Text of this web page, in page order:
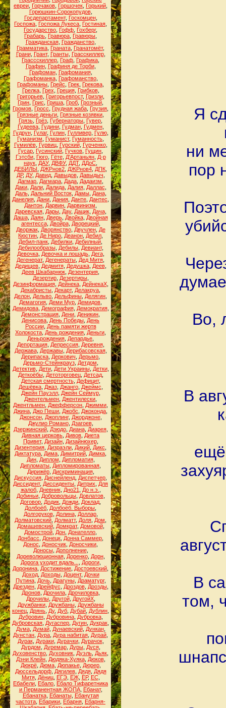
евреи Горчаков Горшочек Горький
Горюшкин-Сорокопудов,
Госдепартамент, Госкомцен,
Госпожа Госпожа Лукеса Гостиная
Государство Гофф Гохберг,
Грабарь Гравюра Гравюры
Гражданская, Гражданство,
Грамматика Граната Гранатомёт,
Грани, Грант, Гранты, Грасскиллер,
Грассскиллер Граф Графика
Графин, Графиня де Торби,
Графоман, Графомания,
Графоманка, Графоманство,
Графоманы Грейс Грек Грекова
Грелка, Грех Греция, Грибков,
Григорьев, Григорьевпост, Гризли,
Грин Грис Гриша Гроб Грозный
Громов Гросс Грудная жаба Грузия
Грязные деньги Грязные козявки
Грязь Грёз Губернаторы Гувер
Гудеева, Гудини, Гудман, Гудмен,
Гудрун, Гулаг, Гулин, Гулливер, Гулю,
Гуманизм
Гуманист, Гуманность
Гумилёв, Гурвиц, Гурский, Гурченко,
Гусар Гусинский Гучков Гущин
Гэтсби, Гюго, Гёте, Д'Артаньян, Д-р
наук ДАУ, ДВФУ, ДДТ, ДДоС
ДЕБИЛЫ
ДЖРнов2 ДЖРнов4 ДПК
ДР, ДУ, Давид, Давыдов, Давыдыч
Дагмар Дагмара Дада Дадаизм
Даки, Дали, Далида, Далия, Даллас
Даль, Дальний Восток, Дамы, Дана,
Данелия Дани Дания Данте Дантес
Дантон Дарвин Дарвинизм
Даревская, Дары, Дау, Дацик, Дача,
Даша, Даян, Дверь, Двойка, Двойная
агентесса, Двойра, Дворецкий,
Дворжак, Дворянство, Двучлен, Де
Кюстин Де Ниро Деанон Дебил
Дебил-панк Дебилки Дебилный
Дебилообразы, Дебилы, Девиант,
Девочка, Девочка и лошадь, Дега,
Дегенерат, Дегенераты Дед Митя
Дедищев, Дедмитя, Дедушка, Деев,
Деев Шкабарнюк Дезентерия
Дезертир, Дезертиры,
Дезинформация, Дейнека, ДейнекаХ,
Декабристы Декарт, Делакруа
Делон Дельво Дельфины Делягин
Демагогия Деми Мур Демидов
Демидова, Демография, Демократия,
Демонстрация Дени Деникин
Денисова День Победы День
России, День памяти жертв
Холокоста День рождения Деньги
Деньрождения Депардье
Депортация, Депрессия, Деревня,
Держава, Державы, Дерибасовская,
Дерипаска Деркович Дерьмо
Дерьмо-Стейнкрауз, Детдом
Детектив, Дети, Дети Украины, Детки,
Деткоёбы, Детоторговец, Детсад,
Детская смертность, Дефицит,
Дешёвка, Джаз, Джанго, Джеймс
Джейн Пауэлл, Джейн Сеймур,
Джентельмен Джентилески
Джентльмен Джефферсон Джимми
Джина Джо Пеши Джобс Джоконда
Джонсон, Джоплинг, Джорджоне,
Джулио Романо, Дзагоев,
Дзержинский, Дзюдо, Диана, Диарея,
Дивная церковь Дивов Диета
Привет, Дизайн, Дизайнюхер,
Дизентерия Дизраэли Дикий Дикс
Диктатура Дима Димитрий Димка
Дин, Диплом Дипломатия,
Дипломаты Дипломированная
Дирижёр, Дискриминация,
Дискуссия Диснейленд Диспетчер
Диссидент, Диссиденты Дитрих
Для
жалоб, Дневник, Дно21 До н.э.
Добиньи, Добровольцы, Довлатов,
Договор Додик Дожди Доклад
Долбоёб Долбоёб. Выборы
Долгоруков, Долина, Доллар,
Долматовский Долматт, Доля Дом
Домашевский, Домкрат, Домовой,
Домострой Дон Донателло
Донбасс
Донецк Донна Саммер
Донос
Доносчик Доносчики
Доносы, Дополнение,
Дореволюционная, Доренко, Дорн,
Дорога уходит вдаль...
Дороги,
Доронина Достижение Достоевский
Доход, Доходы, Доцент, Дочки
Путина, Дочь, Драгуны, Драматург,
Дрезден, Дрейфус Дроздов, Дрозды,
Дронов, Дрочила, Дрочиловка,
Дрочилы, Другой, ДругойХ,
Дружбанки, Дружбаны, Дружбаны
конец Дрянь Ду, Дуб Дубай Дублин
Дубровин, Дубровина, Дубровка,
Дубровская Дугаспер Дугин Дукрак
Дума, Думай, Дунаевский, Дункан,
Дунстан Дура Дура набитая Дурай
Дурак, Дураки, Дурачки, Дурачок,
Дурдом
Дуремар, Дуры, Дуся,
Духовенство Духовник Дуэль Дьяк
Дэни Клейн, Дюдяка-Хуяка, Дюков,
Дюкрё, Дюма, Дюпакье, Дюрер,
Дюссельдорф, Дягилев, Дядя, Дядя
Митя, Дёниц, ЕГЭ, ЕЖ, ЕР, ЕС,
Ебабели Ебало Ебало Тифаретника
и Перманентная ЖОПА, Ебанат,
Ебанатка, Ебанаты, Ебанутая
частота Ебарики Ебарня Ебарня-
Я
ни
пор
Во,
В
ещё
В
том,